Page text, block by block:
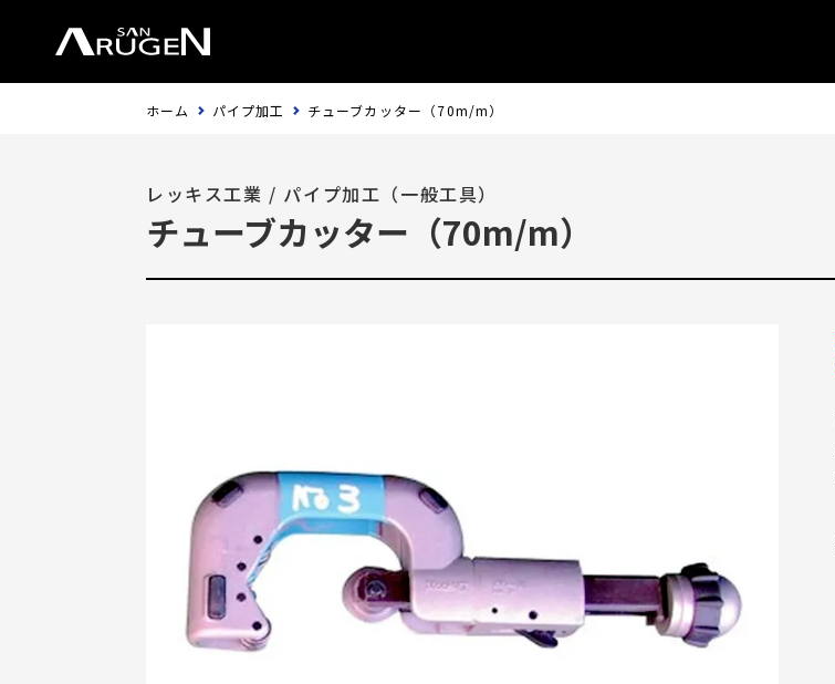
ホーム パイプ加工 チューブカッター（70m/m）
レッキス工業 / パイプ加工（一般工具）
チューブカッター（70m/m）